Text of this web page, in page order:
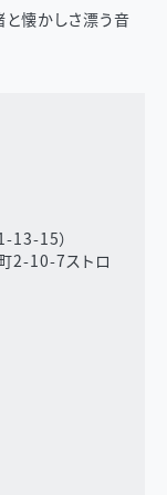
懐かしさ漂う音
13-15）
2-10-7ストロ